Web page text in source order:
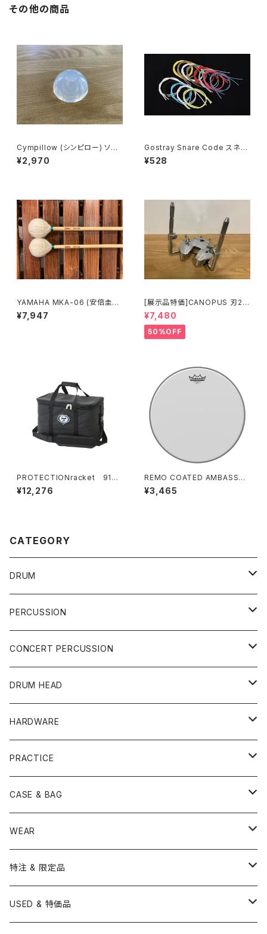
その他の商品
Cympillow (シンピロー) ソフ
トホワイト / シンバルの音が激
変する奇跡のシンバルワッシャ
¥2,970
Gostray Snare Code スネア
コード
¥528
YAMAHA MKA-06 (安倍圭子
モデル) マリンバ マレット MK
A06
¥7,947
[展示品特価]CANOPUS 刃2専
用ダブルタムクランプ Y-WTC
¥7,480
50%OFF
PROTECTIONracket 9123
-00 カホンケース スタンダー
ドタイプ
¥12,276
REMO COATED AMBASSAD
OR 14" HEAD / 114BA-00
¥3,465
CATEGORY
DRUM
DRUM SET
YAMAHA
PEARL
USED / Vintage
SNARE
TAMA
PEARL
BONNEY DRUM JAPAN
LUDWIG
GRETSCH
CYMBAL
ZILDJIAN
SABIAN
ISTANBUL AGOP
ISTANBUL MEHMET
ACCESSORY
MUTE
BEATER
STICK
DRUM STICK
MARCHING STICK
ELECTRICK DRUM
PERCUSSION
CAJON
CONGA
BONGO
TABLA BONGO
DJEMBE
DARBUKA
PANDEIRO
TAMBORIM
HAND PAN
CONCERT PERCUSSION
CONCERT SNARE
CONCERT CYMBAL
PAIR CYMBAL
SUSPENDED CYMBAL
小物楽器
TAMBORIN
TRAIANGLE
STICK
MALLET
MARIMBA
VIBRAPHONE
楽譜
打楽器ソロ
GONG
DRUM HEAD
SNARE HEAD
REMO
EVANS
TOM HEAD
6" HEAD
8" HEAD
BASS DRUM HEAD
18" HEAD
20" HEAD
OTHER HEAD
HARDWARE
Cymbal Stands
Boom Stand
Straight Stand
Snare Stands
Hi-Hat Stands
Drum Pedals
Single Pedal
Hadware Kits
PRACTICE
CYMBAL
PAD
BOOK ＆ MOVIE
Rhythm & Drums magazine
CASE & BAG
STICK BAG
Link of Happiness
CYMBAL CASE
PERCUSSION CASE
WEAR
BURR FINE COFFEE
HI-HAT
特注 & 限定品
ZIldjian 選定シンバル
USED & 特価品